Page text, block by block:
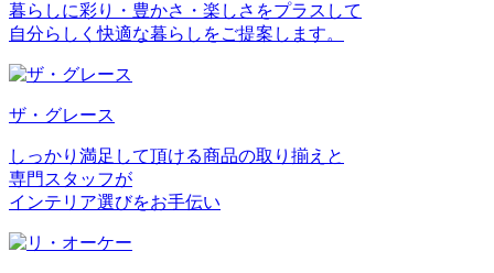
暮らしに彩り・豊かさ・楽しさをプラスして
自分らしく快適な暮らしをご提案します。
ザ・グレース
しっかり満足して頂ける商品の取り揃えと
専門スタッフが
インテリア選びをお手伝い